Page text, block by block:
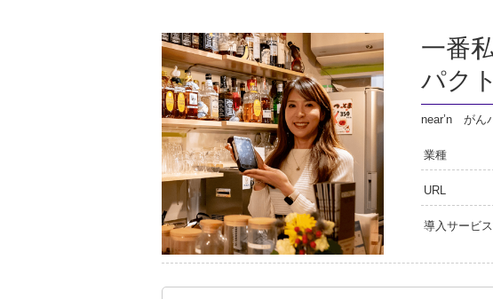
一番
パク
near’n がん
業種
URL
導入サービス